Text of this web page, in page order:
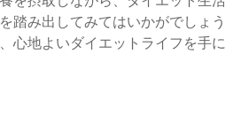
踏み出してみてはいかがでしょう
心地よいダイエットライフを手に